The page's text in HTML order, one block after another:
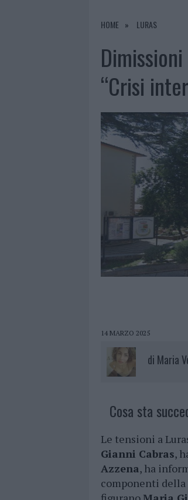
6 AGOSTO 2026
HOME LURAS
“Crisi
14 MARZO 2025
di Maria
Cosa sta
Le tensioni a
Gianni Cabras,
Azzena, ha
componenti della